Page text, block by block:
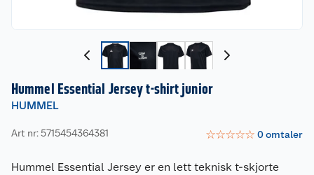
Hummel Essential Jersey t-shirt junior
HUMMEL
Art nr: 5715454364381 ☆☆☆☆☆ 0omtaler
Hummel Essential Jersey er en lett teknisk t-skjorte